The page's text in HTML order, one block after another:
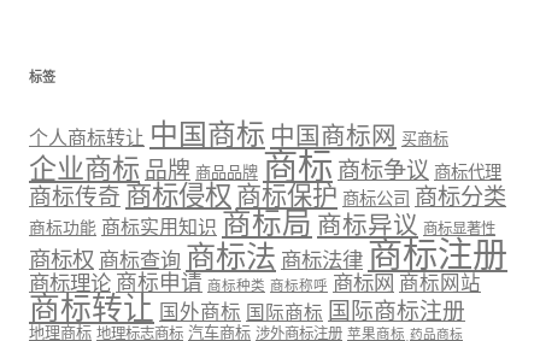
标签
个人商标转让 中国商标 中国商标网 买商标
企业商标 品牌 商品品牌 商标 商标争议 商标代理
商标传奇 商标侵权 商标保护 商标公司 商标分类
商标功能 商标实用知识 商标局 商标异议 商标显著性
商标权 商标查询 商标法 商标法律 商标注册
商标理论 商标申请 商标种类 商标称呼 商标网 商标网站
商标转让 国外商标 国际商标 国际商标注册
地理商标 地理标志商标 汽车商标 涉外商标注册 苹果商标 药品商标